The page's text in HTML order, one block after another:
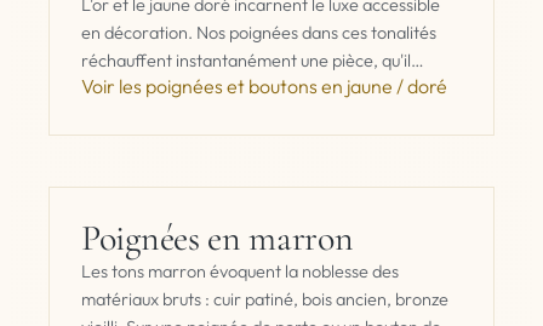
en décoration. Nos poignées dans ces tonalités
réchauffent instantanément une pièce, qu'il
s'agisse d'un meuble de salon, d'un buffet…
Voir les poignées et boutons en jaune / doré
Poignées en marron
Les tons marron évoquent la noblesse des
matériaux bruts : cuir patiné, bois ancien, bronze